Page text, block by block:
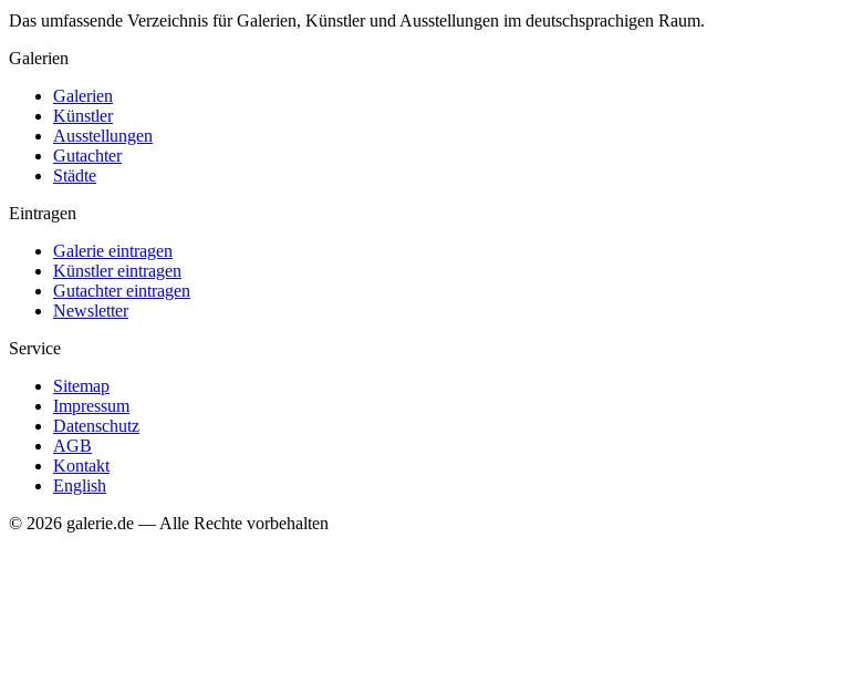
Das umfassende Verzeichnis für Galerien, Künstler und Ausstellungen im deutschsprachigen Raum.
Galerien
Galerien
Künstler
Ausstellungen
Gutachter
Städte
Eintragen
Galerie eintragen
Künstler eintragen
Gutachter eintragen
Newsletter
Service
Sitemap
Impressum
Datenschutz
AGB
Kontakt
English
© 2026 galerie.de — Alle Rechte vorbehalten